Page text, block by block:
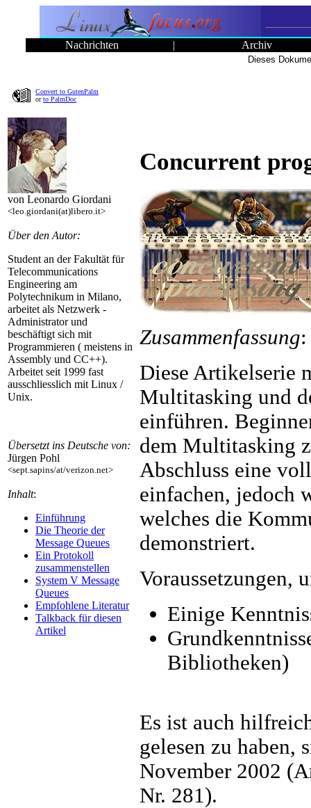
Nachrichten | Archiv
Dieses
Convert to GutenPalm
orto PalmDoc
von Leonardo Giordani
<leo.giordani(at)libero.it>
Über den Autor:
Student an der Fakultät für
Telecommunications
Engineering am
Polytechnikum in Milano,
arbeitet als Netzwerk -
Administrator und
beschäftigt sich mit
Programmieren ( meistens in
Assembly und CC++).
Arbeitet seit 1999 fast
ausschliesslich mit Linux /
Unix.
Übersetzt ins Deutsche von:
Jürgen Pohl
<sept.sapins/at/verizon.net>
Inhalt:
Einführung
Die Theorie der
Message Queues
Ein Protokoll
zusammenstellen
System V Message
Queues
Empfohlene Literatur
Talkback für diesen
Artikel
Concurrent
Zusammenfassung:
Diese Artikelserie
Multitasking und
einführen.
dem Multitasking
Abschluss eine
einfachen, jedoch
welches die
demonstriert.
Voraussetzungen,
Einige
Bibliotheken)
Es ist auch
gelesen zu haben,
November 2002
Nr. 281).